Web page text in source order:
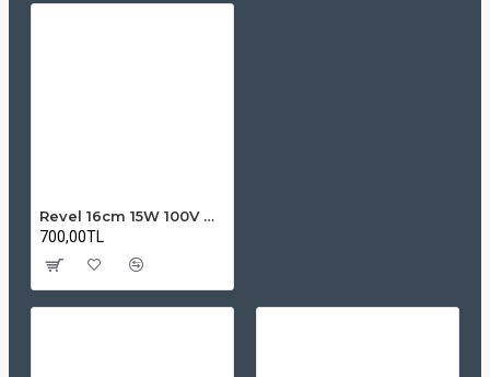
Revel 16cm 15W 100V Trafolu Sıva Altı Tavan Hoparlörü
700,00TL